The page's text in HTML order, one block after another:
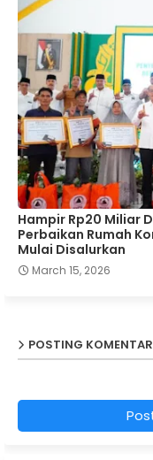
Hampir Rp20 Miliar
Perbaikan Rumah
Mulai Disalurkan
March 15, 2026
POSTING KOMENTAR